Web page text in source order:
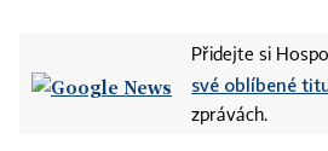
Přidejte si
své oblíbené
zprávách.